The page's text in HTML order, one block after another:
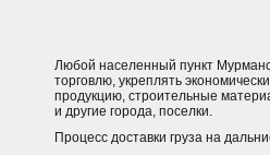
Любой населенный пункт
торговлю, укреплять
продукцию, строительные
и другие города, поселки.
Процесс доставки груза на